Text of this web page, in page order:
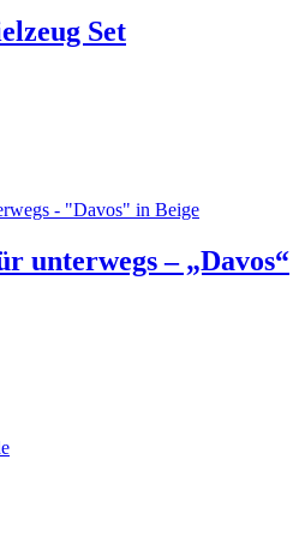
Set
unterwegs – „Davos“